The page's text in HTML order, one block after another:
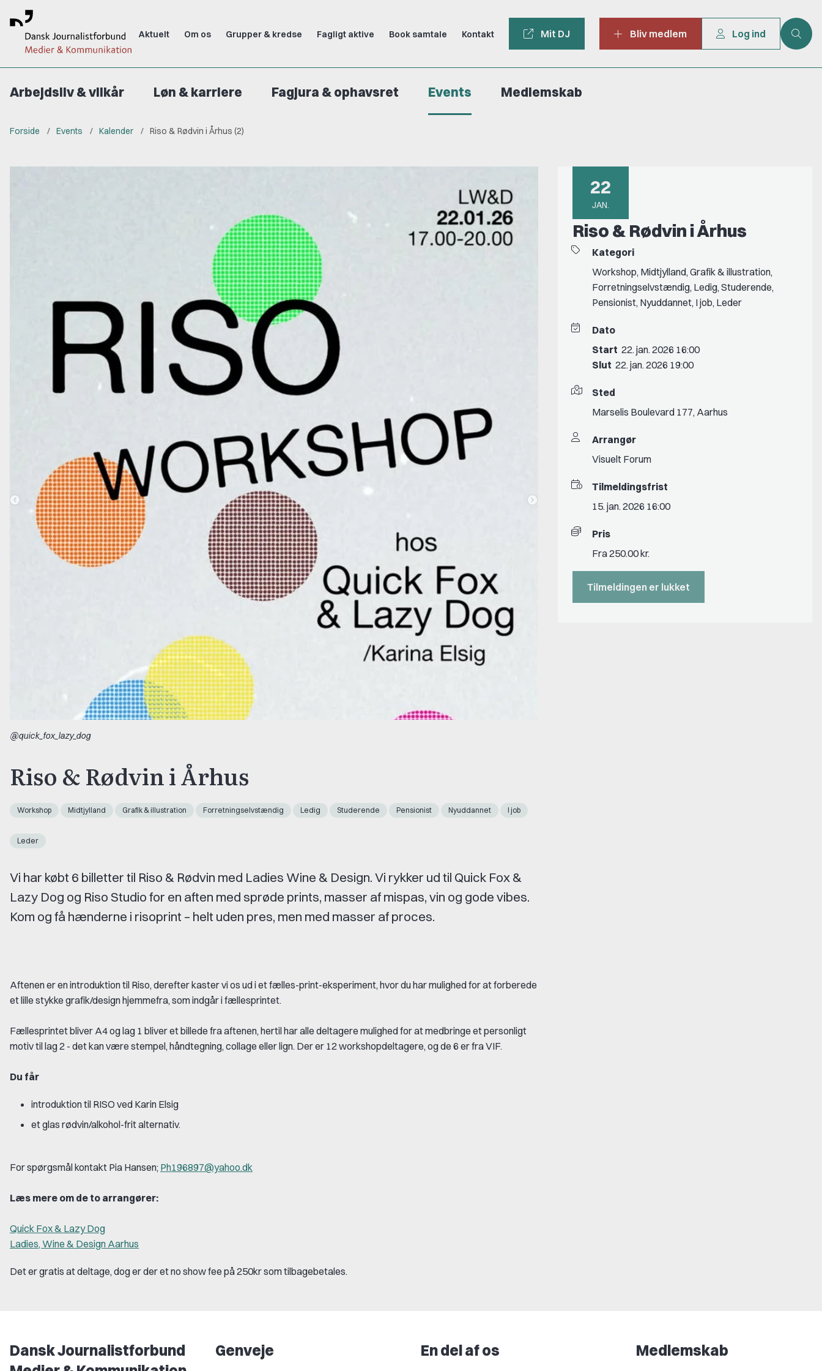
Aktuelt Om os Grupper & kredse Fagligt aktive Book samtale Kontakt Mit DJ Bliv medlem Log ind
Arbejdsliv & vilkår Løn & karriere Fagjura & ophavsret Events Medlemskab
Forside Events Kalender Riso & Rødvin i Århus (2)
@quick_fox_lazy_dog
Riso & Rødvin i Århus
Workshop Midtjylland Grafik & illustration Forretningselvstændig Ledig Studerende Pensionist Nyuddannet I job
Leder
Vi har købt 6 billetter til Riso & Rødvin med Ladies Wine & Design. Vi rykker ud til Quick Fox &
Lazy Dog og Riso Studio for en aften med sprøde prints, masser af mispas, vin og gode vibes.
Kom og få hænderne i risoprint – helt uden pres, men med masser af proces.
Aftenen er en introduktion til Riso, derefter kaster vi os ud i et fælles-print-eksperiment, hvor du har mulighed for at forberede
et lille stykke grafik/design hjemmefra, som indgår i fællesprintet.
Fællesprintet bliver A4 og lag 1 bliver et billede fra aftenen, hertil har alle deltagere mulighed for at medbringe et personligt
motiv til lag 2 - det kan være stempel, håndtegning, collage eller lign. Der er 12 workshopdeltagere, og de 6 er fra VIF.
Du får
introduktion til RISO ved Karin Elsig
et glas rødvin/alkohol-frit alternativ.
For spørgsmål kontakt Pia Hansen; Ph196897@yahoo.dk
Læs mere om de to arrangører:
Quick Fox & Lazy Dog
Ladies, Wine & Design Aarhus
Det er gratis at deltage, dog er der et no show fee på 250kr som tilbagebetales.
22
JAN.
Riso & Rødvin i Århus
Kategori
Workshop, Midtjylland,Grafik & illustration,
Forretningselvstændig, Ledig,Studerende,
Pensionist, Nyuddannet, I job, Leder
Dato
Start 22. jan. 2026 16:00
Slut 22. jan. 2026 19:00
Sted
Marselis Boulevard 177, Aarhus
Arrangør
Visuelt Forum
Tilmeldingsfrist
15. jan. 2026 16:00
Pris
Fra 250.00 kr.
Tilmeldingen er lukket
Dansk Journalistforbund
Genveje En del af os Medlemskab